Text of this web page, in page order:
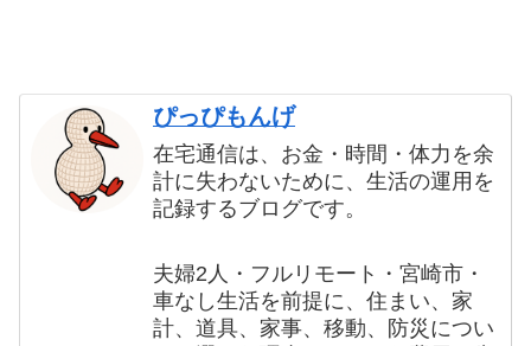
ぴっぴもんげ
在宅通信は、お金・時間・体力を余
計に失わないために、生活の運用を
記録するブログです。
夫婦2人・フルリモート・宮崎市・
車なし生活を前提に、住まい、家
計、道具、家事、移動、防災につい